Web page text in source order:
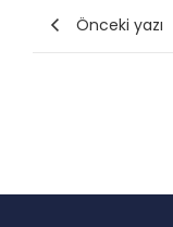
Önceki yazı